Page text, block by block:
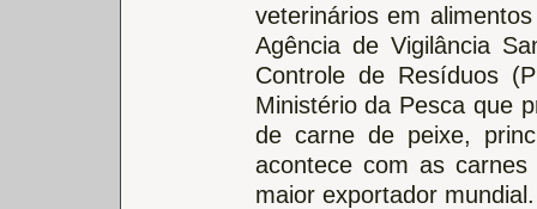
veterinários em
Agência de Vigilância
Controle de Resíduos
Ministério da Pesca que
de carne de peixe,
acontece com as
maior exportador mundial.